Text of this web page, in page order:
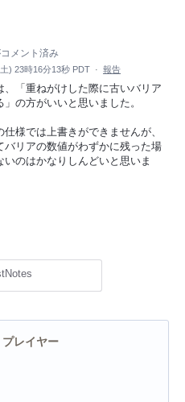
メント済み
) 23時16分13秒 PDT · 報告
、「重ねがけした際に古いバリア
の方がいいと思いました。
様では上書きができませんが、
バリアの数値がわずかに残った場
いのはかなりしんどいと思いま
プレイヤー